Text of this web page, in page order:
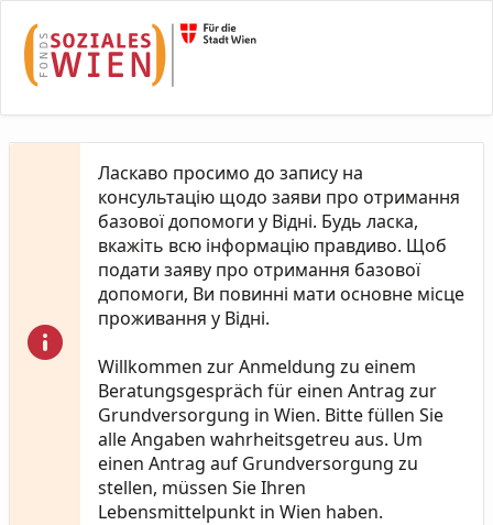
Ласкаво просимо до запису на
консультацію щодо заяви про отримання
базової допомоги у Відні. Будь ласка,
вкажіть всю інформацію правдиво. Щоб
подати заяву про отримання базової
допомоги, Ви повинні мати основне місце
проживання у Відні.
Willkommen zur Anmeldung zu einem
Beratungsgespräch für einen Antrag zur
Grundversorgung in Wien. Bitte füllen Sie
alle Angaben wahrheitsgetreu aus. Um
einen Antrag auf Grundversorgung zu
stellen, müssen Sie Ihren
Lebensmittelpunkt in Wien haben.